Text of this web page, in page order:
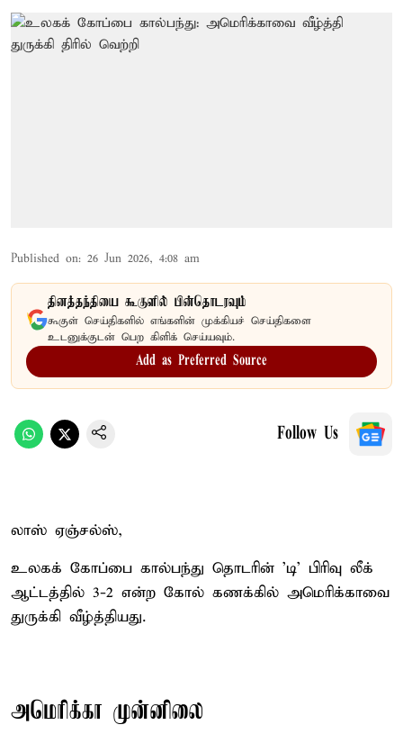
Published on: 26 Jun 2026, 4:08 am
தினத்தந்தியை கூகுளில் பின்தொடரவும்
கூகுள் செய்திகளில் எங்களின் முக்கியச் செய்திகளை
உடனுக்குடன் பெற கிளிக் செய்யவும்.
Add as Preferred Source
Follow Us
லாஸ் ஏஞ்சல்ஸ்,
உலகக் கோப்பை கால்பந்து தொடரின் 'டி' பிரிவு லீக்
ஆட்டத்தில் 3-2 என்ற கோல் கணக்கில் அமெரிக்காவை
துருக்கி வீழ்த்தியது.
அமெரிக்கா முன்னிலை